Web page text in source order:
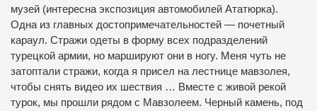
музей (интересна экспозиция автомобилей Ататюрка).
Одна из главных достопримечательностей — почетный
караул. Стражи одеты в форму всех подразделений
турецкой армии, но маршируют они в ногу. Меня чуть не
затоптали стражи, когда я присел на лестнице мавзолея,
чтобы снять видео их шествия … Вместе с живой рекой
турок, мы прошли рядом с Мавзолеем. Черный камень, под